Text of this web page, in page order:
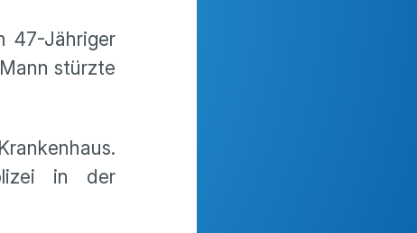
47-Jähriger
stürzte
in der